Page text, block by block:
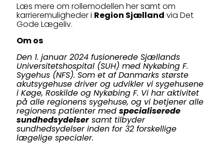
Læs mere om rollemodellen her samt om
karrieremuligheder i Region Sjælland via Det
Gode Lægeliv.
Om os
Den 1. januar 2024 fusionerede Sjællands
Universitetshospital (SUH) med Nykøbing F.
Sygehus (NFS). Som et af Danmarks største
akutsygehuse driver og udvikler vi sygehusene
i Køge, Roskilde og Nykøbing F. Vi har aktivitet
på alle regionens sygehuse, og vi betjener alle
regionens patienter med specialiserede
sundhedsydelsersamt tilbyder
sundhedsydelser inden for 32 forskellige
lægelige specialer.